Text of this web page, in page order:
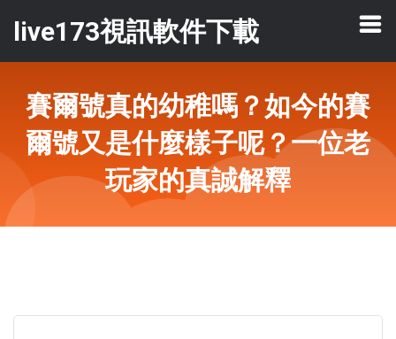
live173視訊軟件下載
賽爾號真的幼稚嗎？如今的賽
爾號又是什麼樣子呢？一位老
玩家的真誠解釋